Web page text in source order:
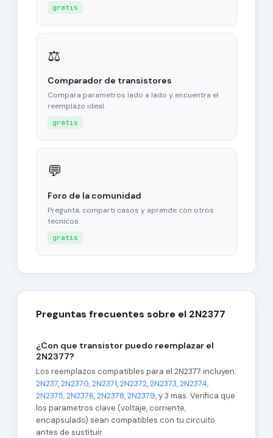
gratis
⚖
Comparador de transistores
Compara parametros lado a lado y encuentra el
reemplazo ideal.
gratis
💬
Foro de la comunidad
Pregunta, comparti casos y aprende con otros
tecnicos.
gratis
Preguntas frecuentes sobre el 2N2377
¿Con que transistor puedo reemplazar el
2N2377?
Los reemplazos compatibles para el 2N2377 incluyen:
2N237,2N2370,2N2371,2N2372,2N2373,2N2374,
2N2375,2N2376,2N2378,2N2379, y 3 mas. Verifica que
los parametros clave (voltaje, corriente,
encapsulado) sean compatibles con tu circuito
antes de sustituir.